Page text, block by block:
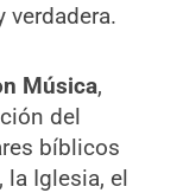
verdadera.
Música,
del
bíblicos
la Iglesia, el